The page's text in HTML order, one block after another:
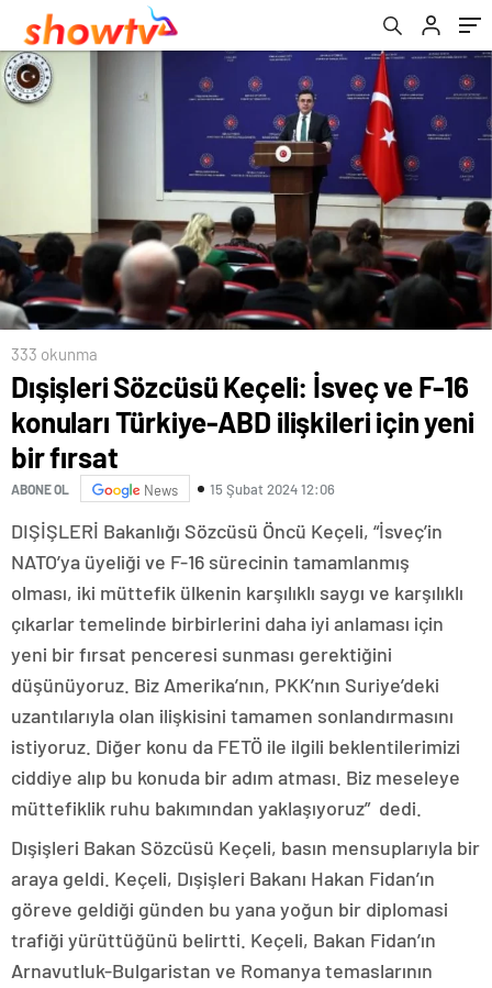
fırsat
333 okunma
Dışişleri Sözcüsü Keçeli: İsveç ve F-16
konuları Türkiye-ABD ilişkileri için yeni
bir fırsat
ABONE OL News 15 Şubat 2024 12:06
DIŞİŞLERİ Bakanlığı Sözcüsü Öncü Keçeli, “İsveç’in
NATO’ya üyeliği ve F-16 sürecinin tamamlanmış
olması, iki müttefik ülkenin karşılıklı saygı ve karşılıklı
çıkarlar temelinde birbirlerini daha iyi anlaması için
yeni bir fırsat penceresi sunması gerektiğini
düşünüyoruz. Biz Amerika’nın, PKK’nın Suriye’deki
uzantılarıyla olan ilişkisini tamamen sonlandırmasını
istiyoruz. Diğer konu da FETÖ ile ilgili beklentilerimizi
ciddiye alıp bu konuda bir adım atması. Biz meseleye
müttefiklik ruhu bakımından yaklaşıyoruz” dedi.
Dışişleri Bakan Sözcüsü Keçeli, basın mensuplarıyla bir
araya geldi. Keçeli, Dışişleri Bakanı Hakan Fidan’ın
göreve geldiği günden bu yana yoğun bir diplomasi
trafiği yürüttüğünü belirtti. Keçeli, Bakan Fidan’ın
Arnavutluk-Bulgaristan ve Romanya temaslarının